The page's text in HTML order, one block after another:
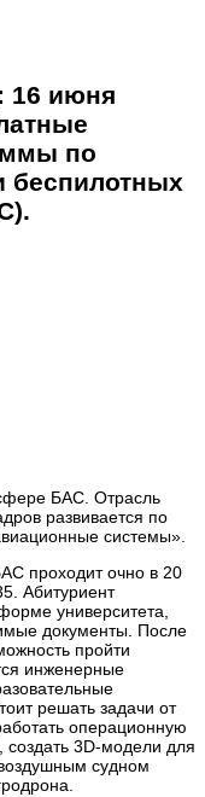
16 июня
по
беспилотных
БАС. Отрасль
развивается по
системы».
проходит очно в 20
Абитуриент
университета,
документы. После
пройти
инженерные
решать задачи от
операционную
3D-модели для
судном